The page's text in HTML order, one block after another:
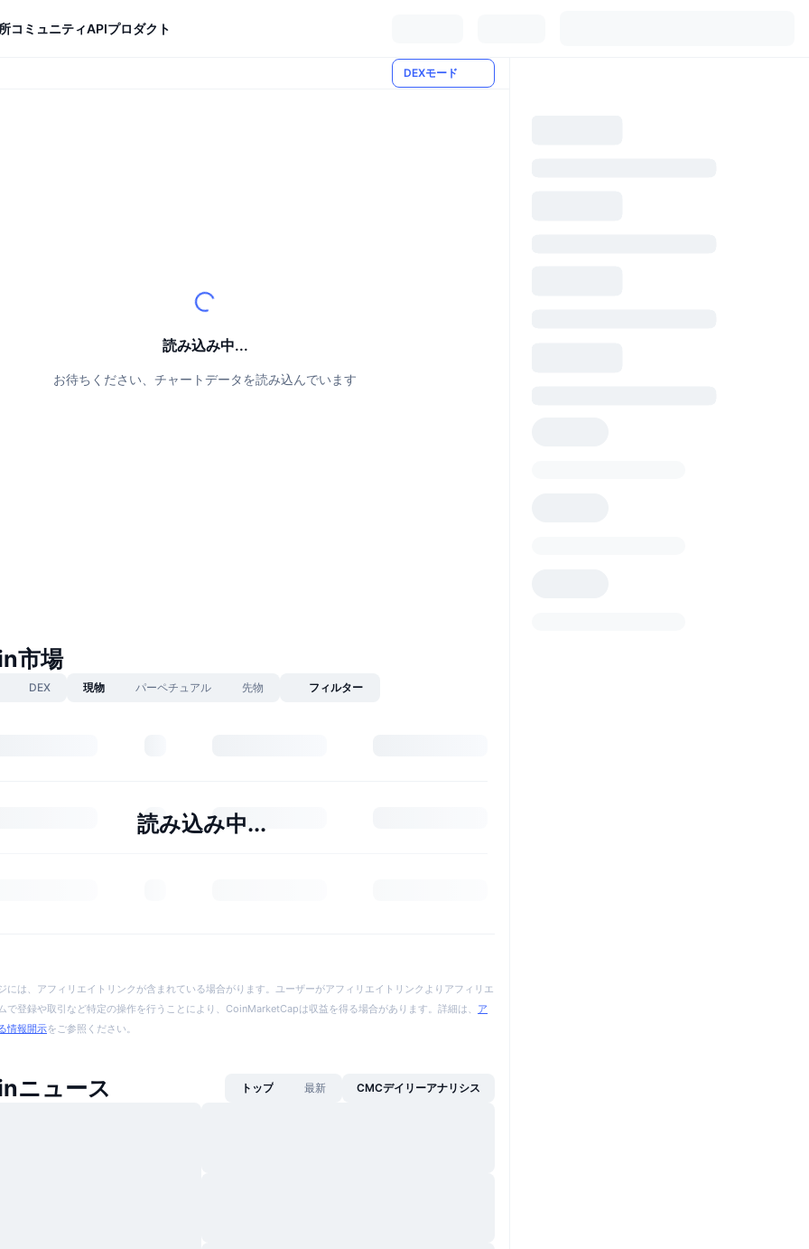
コミュニティAPIプロダクト
DEXモード
読み込み中...
お待ちください、チャートデータを読み込んでいます
市場
DEX 現物 パーペチュアル 先物 フィルター
読み込み中...
には、アフィリエイトリンクが含まれている場合がります。ユーザーがアフィリエイトリンクよりアフィリエ
で登録や取引など特定の操作を行うことにより、CoinMarketCapは収益を得る場合があります。詳細は、 ア
情報開示をご参照ください。
ニュース トップ 最新 CMCデイリーアナリシス